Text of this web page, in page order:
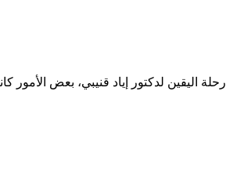
اليقين لدكتور إياد قنيبي، بعض